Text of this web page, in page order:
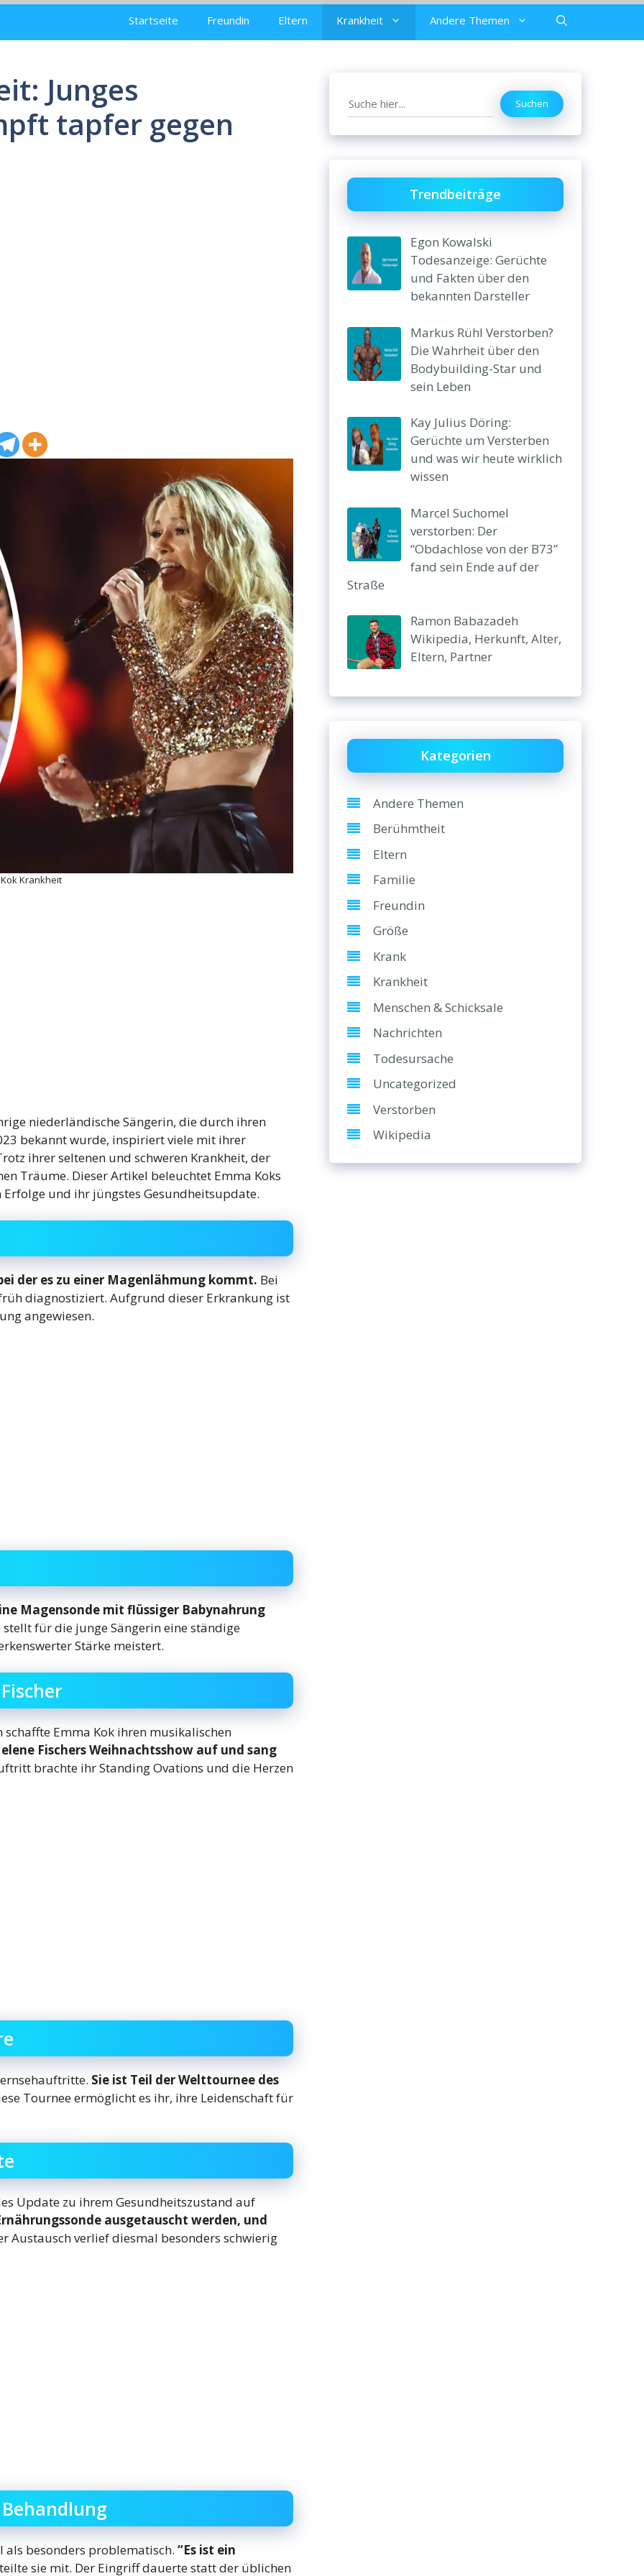
Startseite Freundin Eltern Krankheit Andere Themen
Junges
tapfer gegen
Krankheit
niederländische Sängerin, die durch ihren
bekannt wurde, inspiriert viele mit ihrer
ihrer seltenen und schweren Krankheit, der
Träume. Dieser Artikel beleuchtet Emma Koks
und ihr jüngstes Gesundheitsupdate.
der es zu einer Magenlähmung kommt. Bei
diagnostiziert. Aufgrund dieser Erkrankung ist
angewiesen.
Magensonde mit flüssiger Babynahrung
für die junge Sängerin eine ständige
Stärke meistert.
Emma Kok ihren musikalischen
Fischers Weihnachtsshow auf und sang
brachte ihr Standing Ovations und die Herzen
Sie ist Teil der Welttournee des
Tournee ermöglicht es ihr, ihre Leidenschaft für
Update zu ihrem Gesundheitszustand auf
ausgetauscht werden, und
Austausch verlief diesmal besonders schwierig
als besonders problematisch. “Es ist ein
sie mit. Der Eingriff dauerte statt der üblichen
Search Suchen
Trendbeiträge
Egon Kowalski
Todesanzeige: Gerüchte
und Fakten über den
bekannten Darsteller
Markus Rühl Verstorben?
Die Wahrheit über den
Bodybuilding-Star und
sein Leben
Kay Julius Döring:
Gerüchte um Versterben
und was wir heute wirklich
wissen
Marcel Suchomel
verstorben: Der
“Obdachlose von der B73”
fand sein Ende auf der
Straße
Ramon Babazadeh
Wikipedia, Herkunft, Alter,
Eltern, Partner
Kategorien
Andere Themen
Berühmtheit
Eltern
Familie
Freundin
Größe
Krank
Krankheit
Menschen & Schicksale
Nachrichten
Todesursache
Uncategorized
Verstorben
Wikipedia